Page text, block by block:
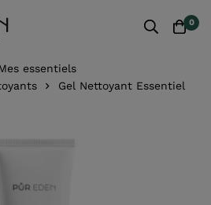
0
essentiels
Gel Nettoyant Essentiel